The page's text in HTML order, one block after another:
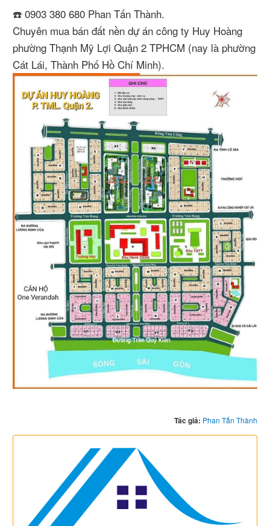
☎️ 0903 380 680 Phan Tấn Thành.
Chuyên mua bán đất nền dự án công ty Huy Hoàng
phường Thạnh Mỹ Lợi Quận 2 TPHCM (nay là phường
Cát Lái, Thành Phố Hồ Chí Minh).
Tác giả: Phan Tấn Thành